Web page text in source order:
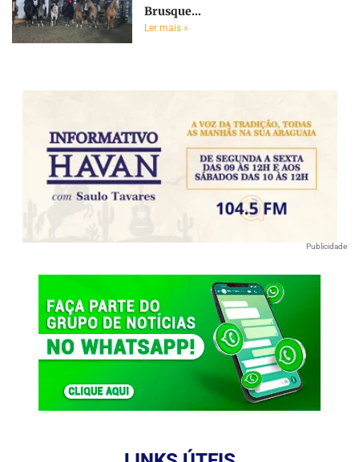
Brusque...
Ler mais »
Publicidade